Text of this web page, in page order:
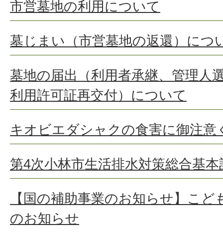
市営墓地の利用について
墓じまい（市営墓地の返還）につ
墓地の届出（利用者承継、管理人
利用許可証再交付）について
キオビエダシャクの食害に御注意
第4次小林市生活排水対策総合基
【国の補助事業のお知らせ】こ
のお知らせ